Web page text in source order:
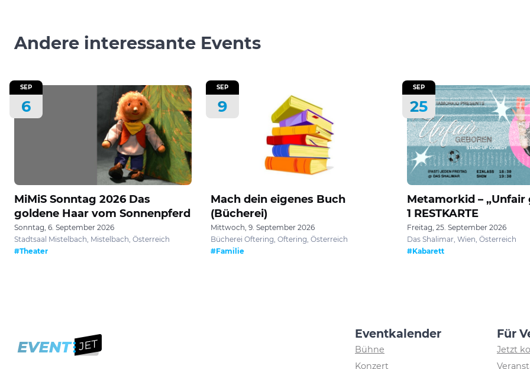
Andere interessante Events
SEP
6
MiMiS Sonntag 2026 Das
goldene Haar vom Sonnenpferd
Sonntag, 6. September 2026
Stadtsaal Mistelbach, Mistelbach, Österreich
#Theater
SEP
9
Mach dein eigenes Buch
(Bücherei)
Mittwoch, 9. September 2026
Bücherei Oftering, Oftering, Österreich
#Familie
SEP
25
Metamorkid – „Unfair
1 RESTKARTE
Freitag, 25. September 2026
Das Shalimar, Wien, Österreich
#Kabarett
Eventkalender
Bühne
Konzert
Für
Jetzt